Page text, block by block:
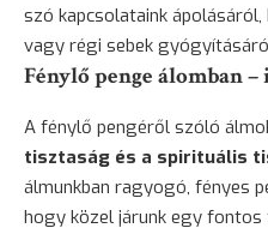
szó kapcsolataink
vagy régi sebek
Fénylő penge álomban –
A fénylő pengéről szóló
tisztaság és a spirituális
álmunkban ragyogó, fényes
hogy közel járunk egy